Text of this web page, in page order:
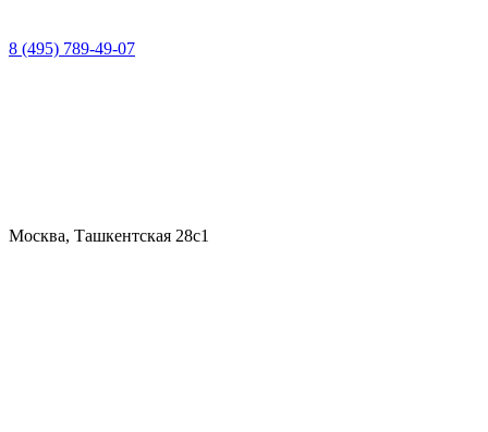
8 (495) 789-49-07
Москва, Ташкентская 28с1